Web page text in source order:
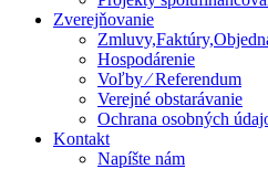
Zverejňovanie
Hospodárenie
Voľby ⁄ Referendum
Verejné obstarávanie
Ochrana osobných
Kontakt
Napíšte nám